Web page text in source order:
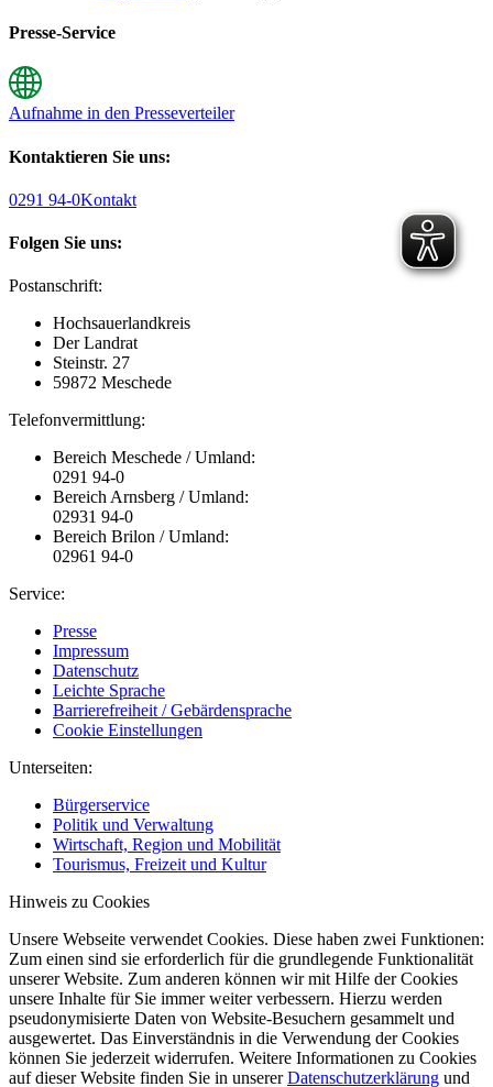
Presse-Service
Aufnahme in den Presseverteiler
Kontaktieren Sie uns:
0291 94-0Kontakt
Folgen Sie uns:
Postanschrift:
Hochsauerlandkreis
Der Landrat
Steinstr. 27
59872 Meschede
Telefonvermittlung:
Bereich Meschede / Umland:
0291 94-0
Bereich Arnsberg / Umland:
02931 94-0
Bereich Brilon / Umland:
02961 94-0
Service:
Presse
Impressum
Datenschutz
Leichte Sprache
Barrierefreiheit / Gebärdensprache
Cookie Einstellungen
Unterseiten:
Bürgerservice
Politik und Verwaltung
Wirtschaft, Region und Mobilität
Tourismus, Freizeit und Kultur
Hinweis zu Cookies
Unsere Webseite verwendet Cookies. Diese haben zwei Funktionen:
Zum einen sind sie erforderlich für die grundlegende Funktionalität
unserer Website. Zum anderen können wir mit Hilfe der Cookies
unsere Inhalte für Sie immer weiter verbessern. Hierzu werden
pseudonymisierte Daten von Website-Besuchern gesammelt und
ausgewertet. Das Einverständnis in die Verwendung der Cookies
können Sie jederzeit widerrufen. Weitere Informationen zu Cookies
auf dieser Website finden Sie in unsererDatenschutzerklärung und